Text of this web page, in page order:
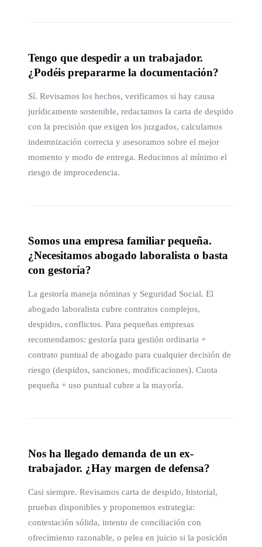
Tengo que despedir a un trabajador.
¿Podéis prepararme la documentación?
Sí. Revisamos los hechos, verificamos si hay causa
jurídicamente sostenible, redactamos la carta de despido
con la precisión que exigen los juzgados, calculamos
indemnización correcta y asesoramos sobre el mejor
momento y modo de entrega. Reducimos al mínimo el
riesgo de improcedencia.
Somos una empresa familiar pequeña.
¿Necesitamos abogado laboralista o basta
con gestoría?
La gestoría maneja nóminas y Seguridad Social. El
abogado laboralista cubre contratos complejos,
despidos, conflictos. Para pequeñas empresas
recomendamos: gestoría para gestión ordinaria +
contrato puntual de abogado para cualquier decisión de
riesgo (despidos, sanciones, modificaciones). Cuota
pequeña + uso puntual cubre a la mayoría.
Nos ha llegado demanda de un ex-
trabajador. ¿Hay margen de defensa?
Casi siempre. Revisamos carta de despido, historial,
pruebas disponibles y proponemos estrategia:
contestación sólida, intento de conciliación con
ofrecimiento razonable, o pelea en juicio si la posición